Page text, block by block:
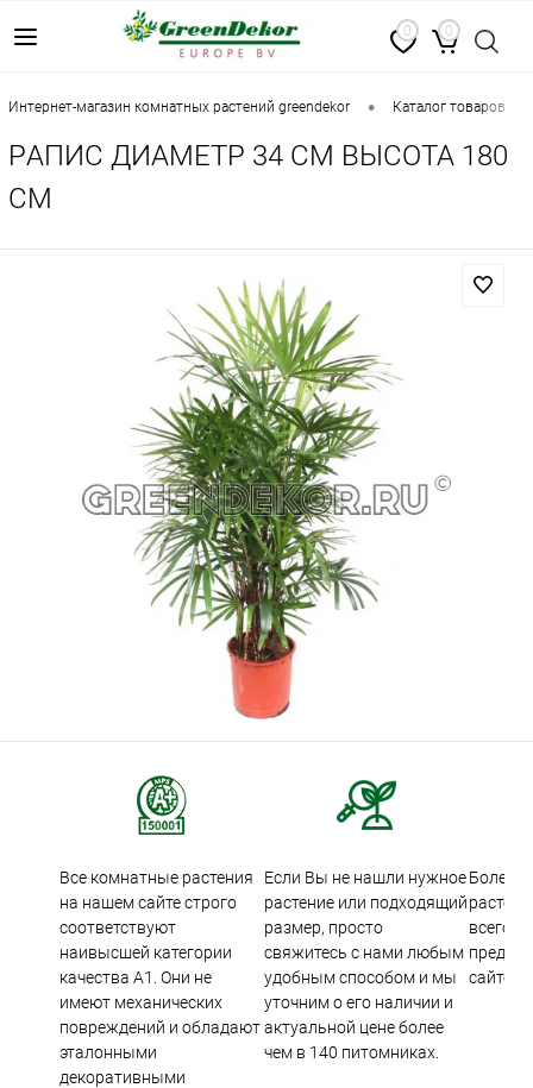
0 0
интернет-магазин комнатных растений greendekor • каталог товаров
PАПИС ДИАМЕТР 34 СМ ВЫСОТА 180
СМ
Все комнатные растения
на нашем сайте строго
соответствуют
наивысшей категории
качества А1. Они не
имеют механических
повреждений и обладают
эталонными
декоративными
Если Вы не нашли нужное
растение или подходящий
размер, просто
свяжитесь с нами любым
удобным способом и мы
уточним о его наличии и
актуальной цене более
чем в 140 питомниках.
Более
всего
сайте.